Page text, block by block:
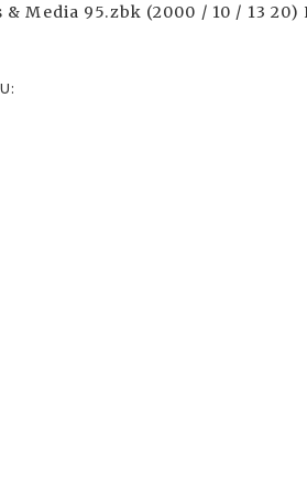
& Media 95.zbk (2000 / 10 / 13